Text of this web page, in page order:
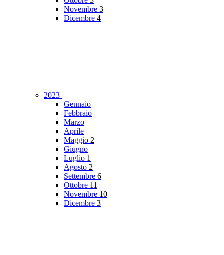
Novembre 3
Dicembre 4
2023
Gennaio
Febbraio
Marzo
Aprile
Maggio 2
Giugno
Luglio 1
Agosto 2
Settembre 6
Ottobre 11
Novembre 10
Dicembre 3